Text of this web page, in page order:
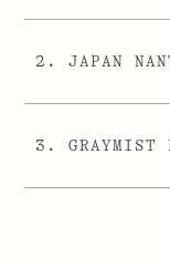
2. JAPAN
3. GRAYMIST